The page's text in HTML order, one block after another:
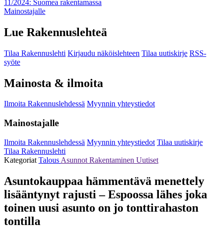
11/2024: Suomea rakentamassa
Mainostajalle
Lue Rakennuslehteä
Tilaa Rakennuslehti Kirjaudu näköislehteen Tilaa uutiskirje RSS-
syöte
Mainosta & ilmoita
Ilmoita Rakennuslehdessä Myynnin yhteystiedot
Mainostajalle
Ilmoita Rakennuslehdessä Myynnin yhteystiedot Tilaa uutiskirje
Tilaa Rakennuslehti
Kategoriat Talous Asunnot Rakentaminen Uutiset
Asuntokauppaa hämmentävä menettely
lisääntynyt rajusti – Espoossa lähes joka
toinen uusi asunto on jo tonttirahaston
tontilla